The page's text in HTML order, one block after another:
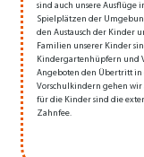
sind auch unsere Ausflüge
Spielplätzen der
den Austausch der Kinder
Familien unserer Kinder
Kindergartenhüpfern und
Angeboten den Übertritt
Vorschulkindern gehen wir
für die Kinder sind die
Zahnfee.